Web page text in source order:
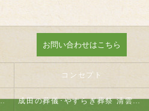
お問い合わせはこちら
コンセプト
葬祭 清雲の口コミ情報 成田の葬儀･やすらぎ葬祭 清雲の評判